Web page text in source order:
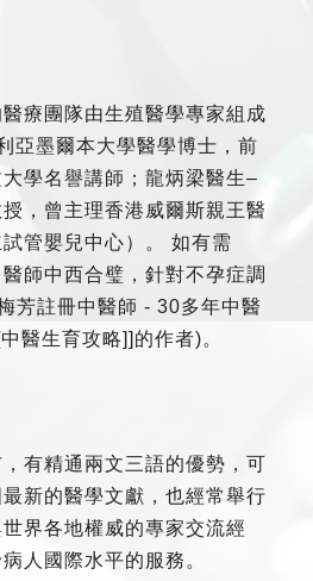
療團隊由生殖醫學專家組成
亞墨爾本大學醫學博士，前
學名譽講師；龍炳梁醫生–
，曾主理香港威爾斯親王醫
管嬰兒中心）。 如有需
師中西合璧，針對不孕症調
芳註冊中醫師 - 30多年中醫
醫生育攻略]]的作者)。
有精通兩文三語的優勢，可
新的醫學文獻，也經常舉行
界各地權威的專家交流經
人國際水平的服務。